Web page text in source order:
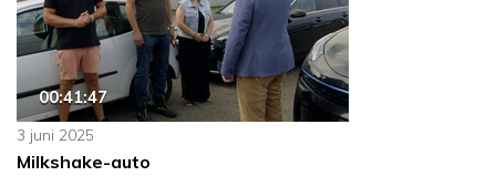
00:41:47
3 juni 2025
Milkshake-auto